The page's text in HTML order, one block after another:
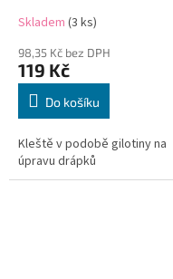
Skladem (3 ks)
98,35 Kč bez DPH
119 Kč
Do košíku
Kleště v podobě gilotiny na
úpravu drápků